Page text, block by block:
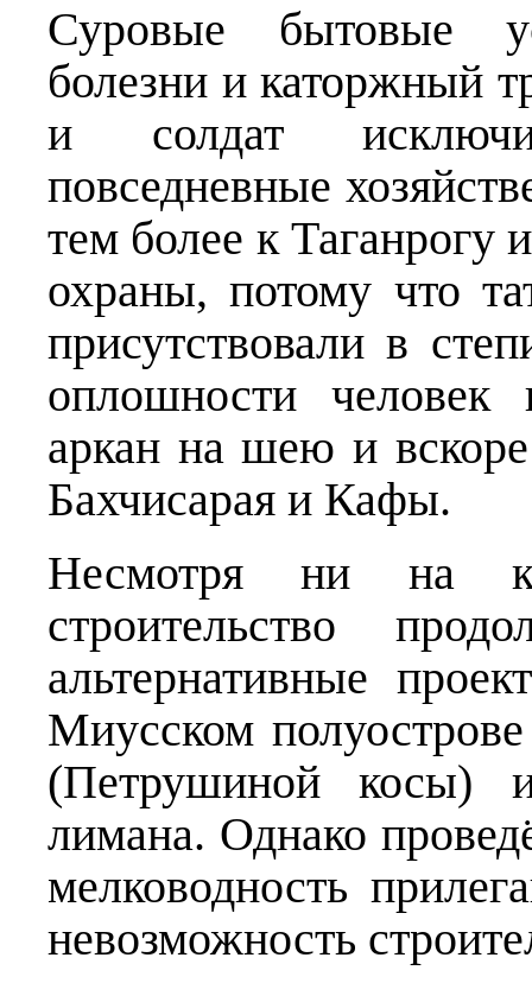
Суровые бытовые
болезни и каторжный
и солдат
повседневные
тем более к Таганрогу
охраны, потому что
присутствовали в
оплошности
аркан на шею и
Бахчисарая и Кафы.
Несмотря ни на
строительство
альтернативные
Миусском
(Петрушиной косы)
лимана. Однако
мелководность
невозможность